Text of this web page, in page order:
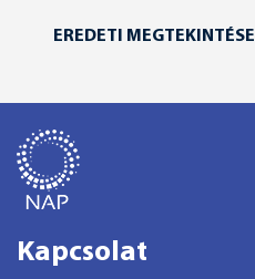
EREDETI MEGTEKINTÉSE
Kapcsolat